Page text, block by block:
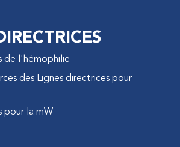
de l'hémophilie
des Lignes directrices pour
pour la mW